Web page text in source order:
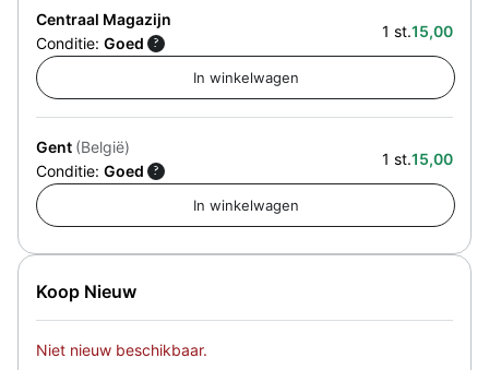
Centraal Magazijn
Conditie: Goed ?
1 st.15,00
Gent (België)
Conditie: Goed ?
1 st.15,00
Koop Nieuw
Niet nieuw beschikbaar.